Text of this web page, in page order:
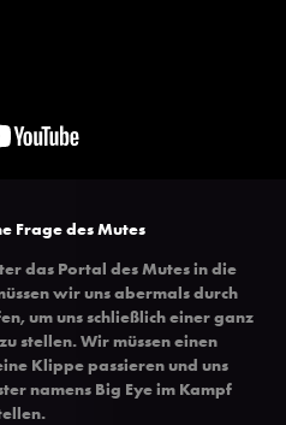
Frage des Mutes
das Portal des Mutes in die
wir uns abermals durch
um uns schließlich einer ganz
stellen. Wir müssen einen
Klippe passieren und uns
namens Big Eye im Kampf